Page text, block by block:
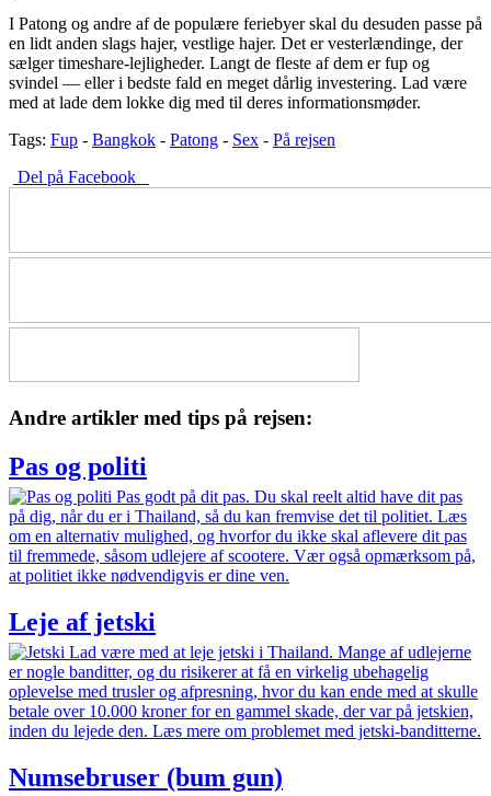
I Patong og andre af de populære feriebyer skal du desuden passe på
en lidt anden slags hajer, vestlige hajer. Det er vesterlændinge, der
sælger timeshare-lejligheder. Langt de fleste af dem er fup og
svindel — eller i bedste fald en meget dårlig investering. Lad være
med at lade dem lokke dig med til deres informationsmøder.
Tags: Fup - Bangkok - Patong - Sex - På rejsen
Del på Facebook
Andre artikler med tips på rejsen:
Pas og politi
Pas godt på dit pas. Du skal reelt altid have dit pas
på dig, når du er i Thailand, så du kan fremvise det til politiet. Læs
om en alternativ mulighed, og hvorfor du ikke skal aflevere dit pas
til fremmede, såsom udlejere af scootere. Vær også opmærksom på,
at politiet ikke nødvendigvis er dine ven.
Leje af jetski
Lad være med at leje jetski i Thailand. Mange af udlejerne
er nogle banditter, og du risikerer at få en virkelig ubehagelig
oplevelse med trusler og afpresning, hvor du kan ende med at skulle
betale over 10.000 kroner for en gammel skade, der var på jetskien,
inden du lejede den. Læs mere om problemet med jetski-banditterne.
Numsebruser (bum gun)